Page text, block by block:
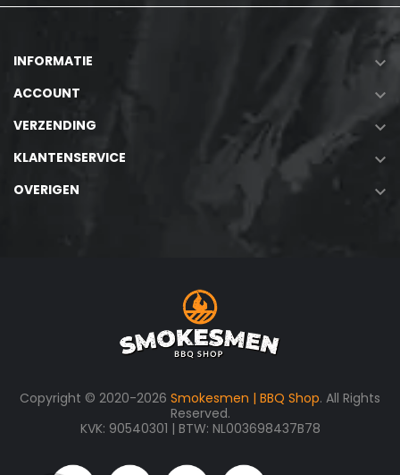
INFORMATIE 
ACCOUNT 
VERZENDING 
KLANTENSERVICE 
OVERIGEN 
Copyright © 2020-2026 Smokesmen | BBQ Shop. All Rights
Reserved.
KVK: 90540301 | BTW: NL003698437B78